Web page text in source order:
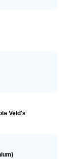
Veld's